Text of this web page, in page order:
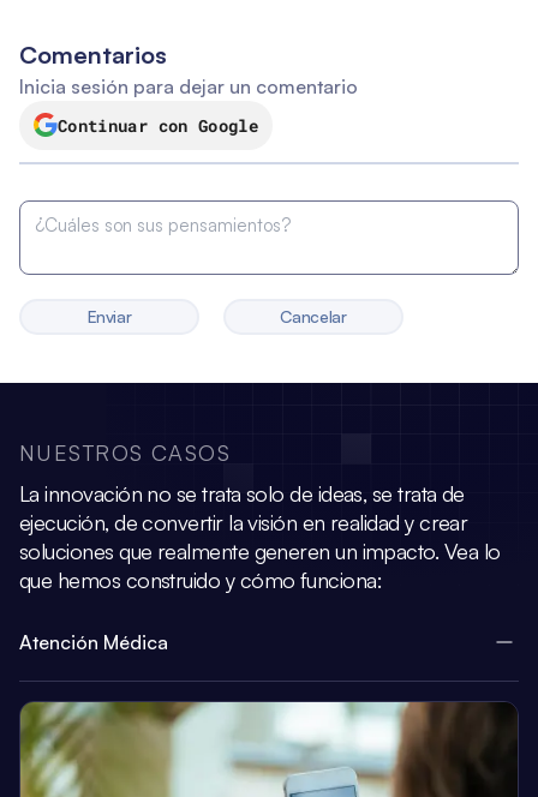
Comentarios
Inicia sesión para dejar un comentario
Continuar con Google
Enviar Cancelar
NUESTROS CASOS
La innovación no se trata solo de ideas, se trata de
ejecución, de convertir la visión en realidad y crear
soluciones que realmente generen un impacto. Vea lo
que hemos construido y cómo funciona:
Atención Médica